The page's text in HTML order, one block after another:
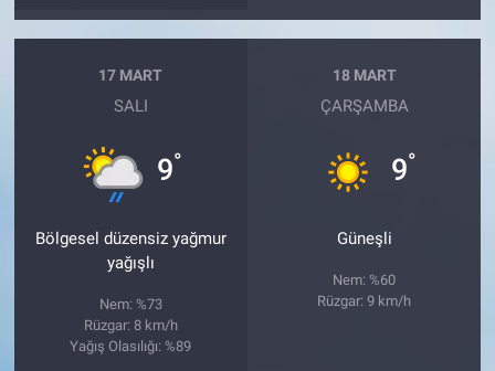
17 MART
SALI
9°
Bölgesel düzensiz yağmur
yağışlı
Nem: %73
Rüzgar: 8 km/h
Yağış Olasılığı: %89
18 MART
ÇARŞAMBA
9°
Güneşli
Nem: %60
Rüzgar: 9 km/h